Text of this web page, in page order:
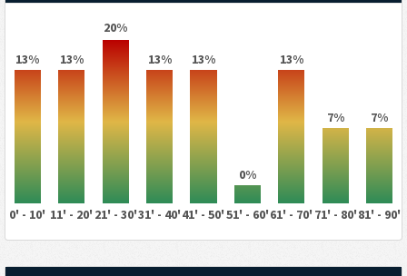
13% 13%
20%
13%
13%
0%
13%
7% 7%
0' - 10' 11' - 20' 21' - 30'31' - 40'41' - 50'51' - 60'61' - 70' 71' - 80'81' - 90'